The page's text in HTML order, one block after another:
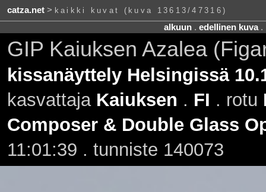
catza.net> kaikki kuvat (kuva 13613/47316)
alkuun. edellinen kuva.
GIP Kaiuksen Azalea
kissanäyttely Helsingissä
kasvattaja Kaiuksen . FI . rotu
Composer & Double Glass
11:01:39 . tunniste 140073